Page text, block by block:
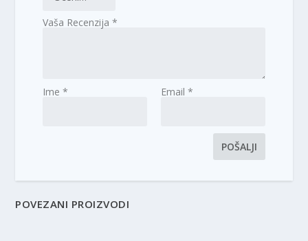
Vaša Recenzija*
Ime* Email *
POVEZANI PROIZVODI